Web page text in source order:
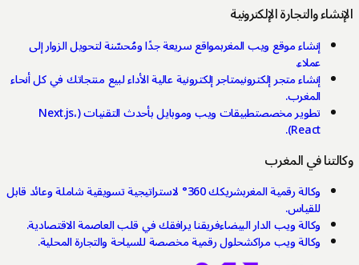
الإنشاء والتجارة الإلكترونية
إنشاء موقع ويب المغربمواقع سريعة جدًا ومُحسّنة لتحويل الزوار إلى
عملاء.
إنشاء متجر إلكترونيمتاجر إلكترونية عالية الأداء لبيع منتجاتك في كل أنحاء
المغرب.
تطوير مخصص تطبيقات ويب وموبايل بأحدث التقنيات (Next.js،
React).
وكالتنا في المغرب
وكالة رقمية المغرب شريكك 360° لاستراتيجية تسويقية شاملة وعائد قابل
للقياس.
وكالة ويب الدار البيضاءفريقنا يرافقك في قلب العاصمة الاقتصادية.
وكالة ويب مراكشحلول رقمية مخصصة للسياحة والتجارة المحلية.